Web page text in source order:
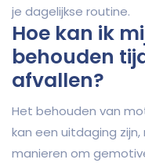
je dagelijkse routine.
Hoe kan ik
behouden
afvallen?
Het behouden van
kan een uitdaging
manieren om